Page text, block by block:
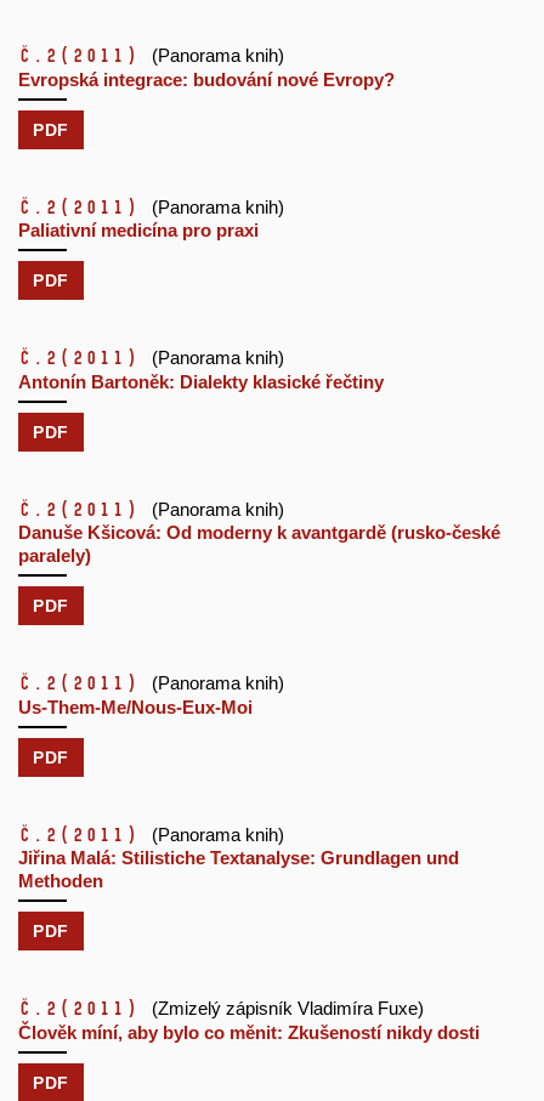
č.2 (2011)
(Panorama knih)
Evropská integrace: budování nové Evropy?
PDF
č.2 (2011)
(Panorama knih)
Paliativní medicína pro praxi
PDF
č.2 (2011)
(Panorama knih)
Antonín Bartoněk: Dialekty klasické řečtiny
PDF
č.2 (2011)
(Panorama knih)
Danuše Kšicová: Od moderny k avantgardě (rusko-české
paralely)
PDF
č.2 (2011)
(Panorama knih)
Us-Them-Me/Nous-Eux-Moi
PDF
č.2 (2011)
(Panorama knih)
Jiřina Malá: Stilistiche Textanalyse: Grundlagen und
Methoden
PDF
č.2 (2011)
(Zmizelý zápisník Vladimíra Fuxe)
Člověk míní, aby bylo co měnit: Zkušeností nikdy dosti
PDF